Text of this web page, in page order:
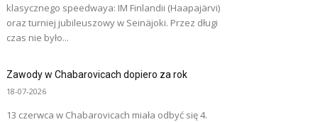
klasycznego speedwaya: IM Finlandii (Haapajärvi)
oraz turniej jubileuszowy w Seinäjoki. Przez długi
czas nie było...
Zawody w Chabarovicach dopiero za rok
18-07-2026
13 czerwca w Chabarovicach miała odbyć się 4.